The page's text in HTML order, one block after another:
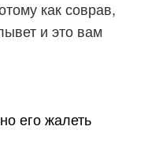
как соврав,
и это вам
его жалеть